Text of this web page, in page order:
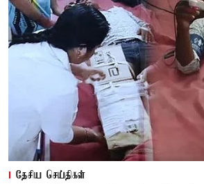
தேசிய செய்திகள்